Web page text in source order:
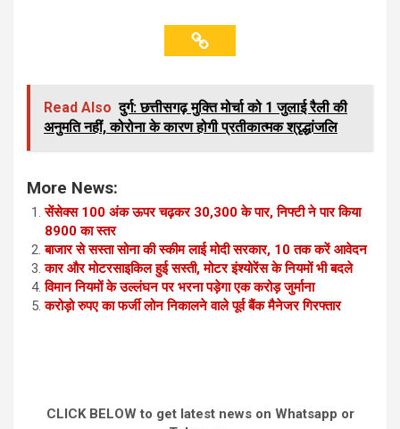
Read Also दुर्ग: छत्तीसगढ़ मुक्ति मोर्चा को 1 जुलाई रैली की
अनुमति नहीं, कोरोना के कारण होगी प्रतीकात्मक श्रृद्धांजलि
More News:
सेंसेक्स 100 अंक ऊपर चढ़कर 30,300 के पार, निफ्टी ने पार किया
8900 का स्तर
बाजार से सस्ता सोना की स्कीम लाई मोदी सरकार, 10 तक करें आवेदन
कार और मोटरसाइकिल हुई सस्ती, मोटर इंश्योरेंस के नियमों भी बदले
विमान नियमों के उल्लंघन पर भरना पड़ेगा एक करोड़ जुर्माना
करोड़ो रुपए का फर्जी लोन निकालने वाले पूर्व बैंक मैनेजर गिरफ्तार
CLICK BELOW to get latest news on Whatsapp or